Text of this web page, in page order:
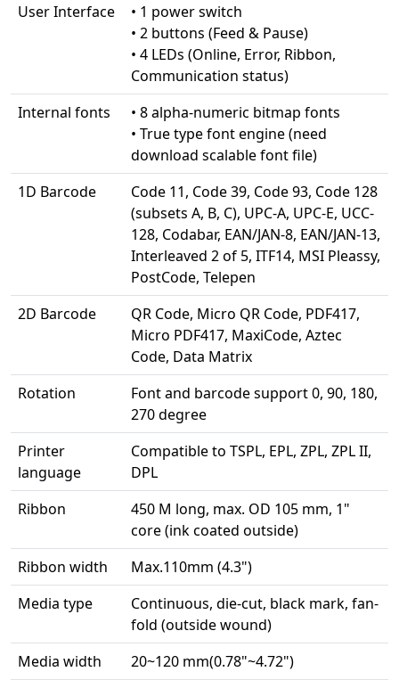
User Interface
• 1 power switch
• 2 buttons (Feed & Pause)
• 4 LEDs (Online, Error, Ribbon,
Communication status)
Internal fonts
• 8 alpha-numeric bitmap fonts
• True type font engine (need
download scalable font file)
1D Barcode
Code 11, Code 39, Code 93, Code 128
(subsets A, B, C), UPC-A, UPC-E, UCC-
128, Codabar, EAN/JAN-8, EAN/JAN-13,
Interleaved 2 of 5, ITF14, MSI Pleassy,
PostCode, Telepen
2D Barcode
QR Code, Micro QR Code, PDF417,
Micro PDF417, MaxiCode, Aztec
Code, Data Matrix
Rotation
Font and barcode support 0, 90, 180,
270 degree
Printer
language
Compatible to TSPL, EPL, ZPL, ZPL II,
DPL
Ribbon
450 M long, max. OD 105 mm, 1"
core (ink coated outside)
Ribbon width
Max.110mm (4.3")
Media type
Continuous, die-cut, black mark, fan-
fold (outside wound)
Media width
20~120 mm(0.78"~4.72")